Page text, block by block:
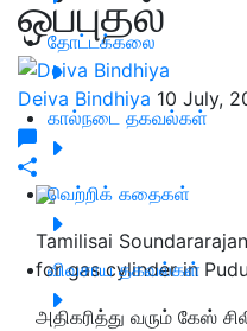
தோட்டக்கலை
கால்நடை தகவல்கள்
வெற்றிக் கதைகள்
விவசாய தகவல்கள்
ஒப்புதல்
Deiva Bindhiya 10 July,
Tamilisai
for gas cylinder in
அதிகரித்து வரும் கேஸ்